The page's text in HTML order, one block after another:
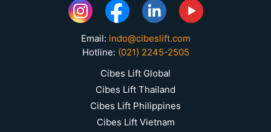
Email: indo@cibeslift.com
Hotline: (021) 2245-2505
Cibes Lift Global
Cibes Lift Thailand
Cibes Lift Philippines
Cibes Lift Vietnam